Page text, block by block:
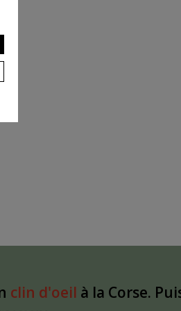
clin d'oeil à la Corse.